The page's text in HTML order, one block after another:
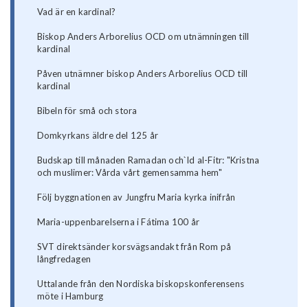
Vad är en kardinal?
Biskop Anders Arborelius OCD om utnämningen till
kardinal
Påven utnämner biskop Anders Arborelius OCD till
kardinal
Bibeln för små och stora
Domkyrkans äldre del 125 år
Budskap till månaden Ramadan och`Id al-Fitr: "Kristna
och muslimer: Vårda vårt gemensamma hem"
Följ byggnationen av Jungfru Maria kyrka inifrån
Maria-uppenbarelserna i Fátima 100 år
SVT direktsänder korsvägsandakt från Rom på
långfredagen
Uttalande från den Nordiska biskopskonferensens
möte i Hamburg